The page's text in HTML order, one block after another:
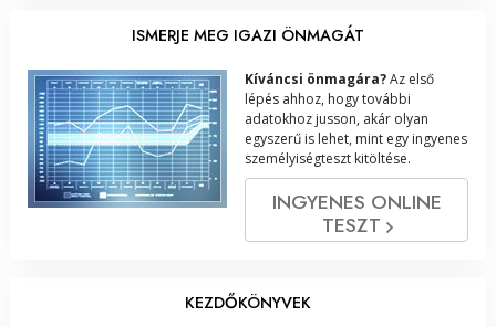
ISMERJE MEG IGAZI ÖNMAGÁT
Kíváncsi önmagára?Az első
lépés ahhoz, hogy további
adatokhoz jusson, akár olyan
egyszerű is lehet, mint egy ingyenes
személyiségteszt kitöltése.
INGYENES ONLINE
TESZT
KEZDŐKÖNYVEK